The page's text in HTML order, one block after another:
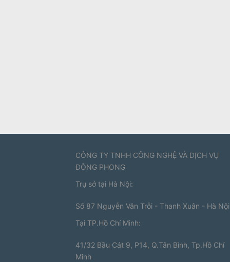
CÔNG TY TNHH CÔNG NGHỆ VÀ DỊCH VỤ
ĐÔNG PHONG
Trụ sở tại Hà Nội:
Số 87 Nguyễn Văn Trỗi - Thanh Xuân - Hà Nội
Tại TP.Hồ Chí Minh:
41/32 Bầu Cát 9, P14, Q.Tân Bình, Tp.Hồ Chí
Minh